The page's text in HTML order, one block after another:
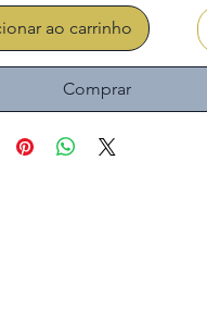
ao carrinho
Comprar